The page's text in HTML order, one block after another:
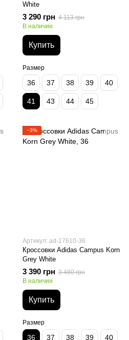
White
3 290 грн 4 113 грн
В наличии
Купить
Размер
36 37 38 39 40
41 43 44 45
−3%
Артикул: ad-17610-36
Кроссовки Adidas Campus Korn
Grey White
3 390 грн 3 480 грн
В наличии
Купить
Размер
36 37 38 39 40